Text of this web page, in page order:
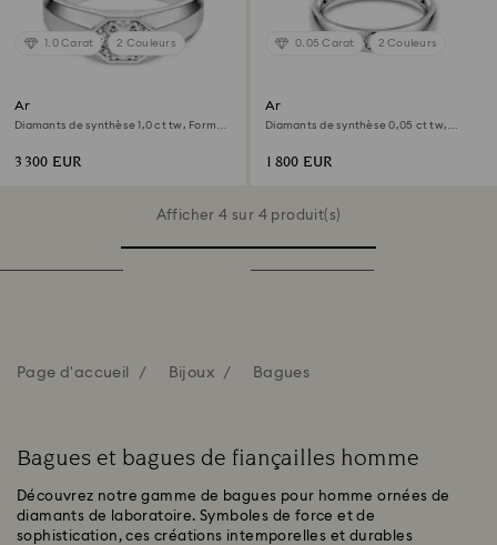
1.0 Carat 2 Couleurs
Anneau Octagon
Diamants de synthèse 1,0 ct tw, Forme
3 300 EUR
0.05 Carat 2 Couleurs
Anneau Eternity
Diamants de synthèse 0,05 ct tw,
1 800 EUR
Afficher 4 sur 4 produit(s)
Page d'accueil Bijoux Bagues
Bagues et bagues de fiançailles homme
Découvrez notre gamme de bagues pour homme ornées de
diamants de laboratoire. Symboles de force et de
sophistication, ces créations intemporelles et durables